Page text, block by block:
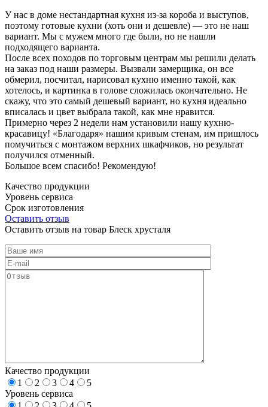
У нас в доме нестандартная кухня из-за короба и выступов,
поэтому готовые кухни (хоть они и дешевле) — это не наш
вариант. Мы с мужем много где были, но не нашли
подходящего варианта.
После всех походов по торговым центрам мы решили делать
на заказ под наши размеры. Вызвали замерщика, он все
обмерил, посчитал, нарисовал кухню именно такой, как
хотелось, и картинка в голове сложилась окончательно. Не
скажу, что это самый дешевый вариант, но кухня идеально
вписалась и цвет выбрала такой, как мне нравится.
Примерно через 2 недели нам установили нашу кухню-
красавицу! «Благодаря» нашим кривым стенам, им пришлось
помучиться с монтажом верхних шкафчиков, но результат
получился отменный.
Большое всем спасибо! Рекомендую!
Качество продукции
Уровень сервиса
Срок изготовления
Оставить отзыв
Оставить отзыв на товар Блеск хрусталя
Качество продукции
1
2 3 4
5
Уровень сервиса